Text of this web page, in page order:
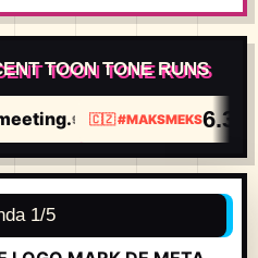
TOON TONE RUNS
9H 🇨🇿#MAKSMEKS
1/5